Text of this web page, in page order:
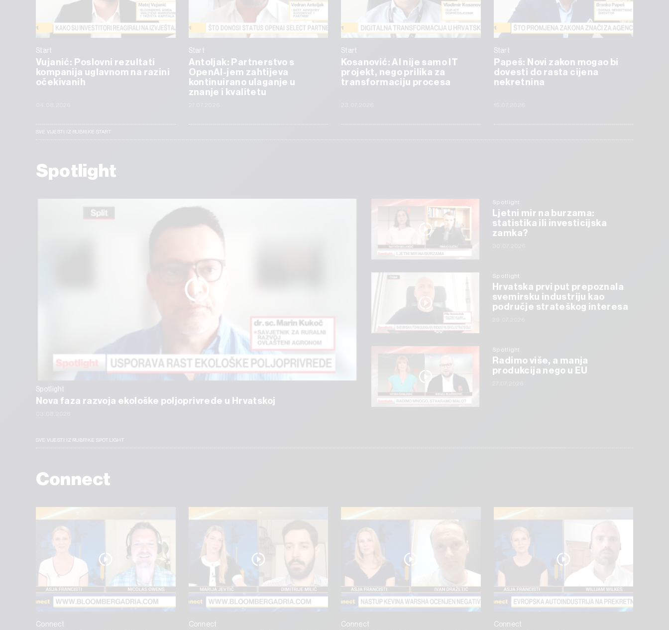
Start
Vujanić: Poslovni rezultati
kompanija uglavnom na razini
očekivanih
Start
Antoljak: Partnerstvo s
OpenAI-jem zahtijeva
kontinuirano ulaganje u
znanje i kvalitetu
Start
Kosanović: AI nije samo IT
projekt, nego prilika za
transformaciju procesa
Start
Papeš: Novi zakon mogao bi
dovesti do rasta cijena
nekretnina
SVE VIJESTI IZ RUBRIKE START
Spotlight
Spotlight
Nova faza razvoja ekološke poljoprivrede u Hrvatskoj
Spotlight
Ljetni mir na burzama:
statistika ili investicijska
zamka?
Spotlight
Hrvatska prvi put prepoznala
svemirsku industriju kao
područje strateškog interesa
Spotlight
Radimo više, a manja
produkcija nego u EU
SVE VIJESTI IZ RUBRIKE SPOTLIGHT
Connect
Connect Connect Connect Connect